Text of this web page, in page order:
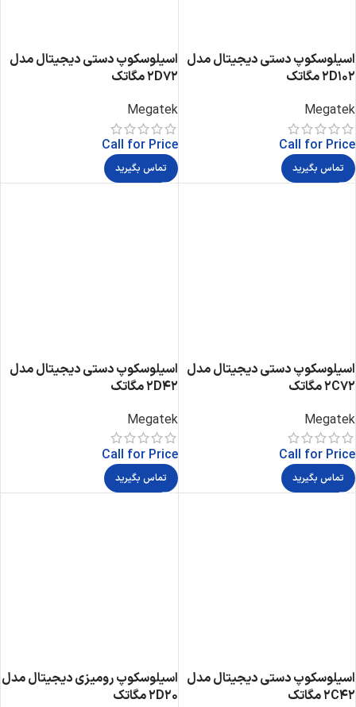
اسیلوسکوپ دستی دیجیتال مدل
2D102 مگاتک
Megatek
Call for Price
تماس بگیرید
اسیلوسکوپ دستی دیجیتال مدل
2D72 مگاتک
Megatek
Call for Price
تماس بگیرید
اسیلوسکوپ دستی دیجیتال مدل
2C72 مگاتک
Megatek
Call for Price
تماس بگیرید
اسیلوسکوپ دستی دیجیتال مدل
2D42 مگاتک
Megatek
Call for Price
تماس بگیرید
اسیلوسکوپ دستی دیجیتال مدل
2C42 مگاتک
اسیلوسکوپ رومیزی دیجیتال مدل
2D20 مگاتک